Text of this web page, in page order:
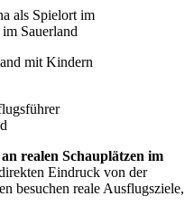
realen Schauplätzen im
Eindruck von der
besuchen reale Ausflugsziele,